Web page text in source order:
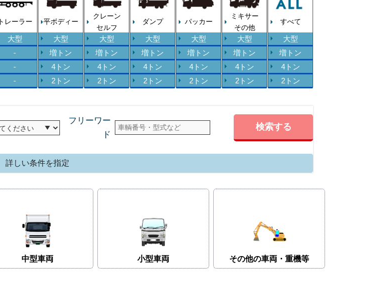
トレーラー
大型
-
-
-
平ボディー
大型
増トン
4トン
2トン
クレーン
セルフ
大型
増トン
4トン
2トン
ダンプ
大型
増トン
4トン
2トン
パッカー
大型
増トン
4トン
2トン
ミキサー
その他
大型
増トン
4トン
2トン
すべて
大型
増トン
4トン
2トン
フリーワー
ド
検索する
詳しい条件を指定
中型車両 小型車両 その他の車両・重機等